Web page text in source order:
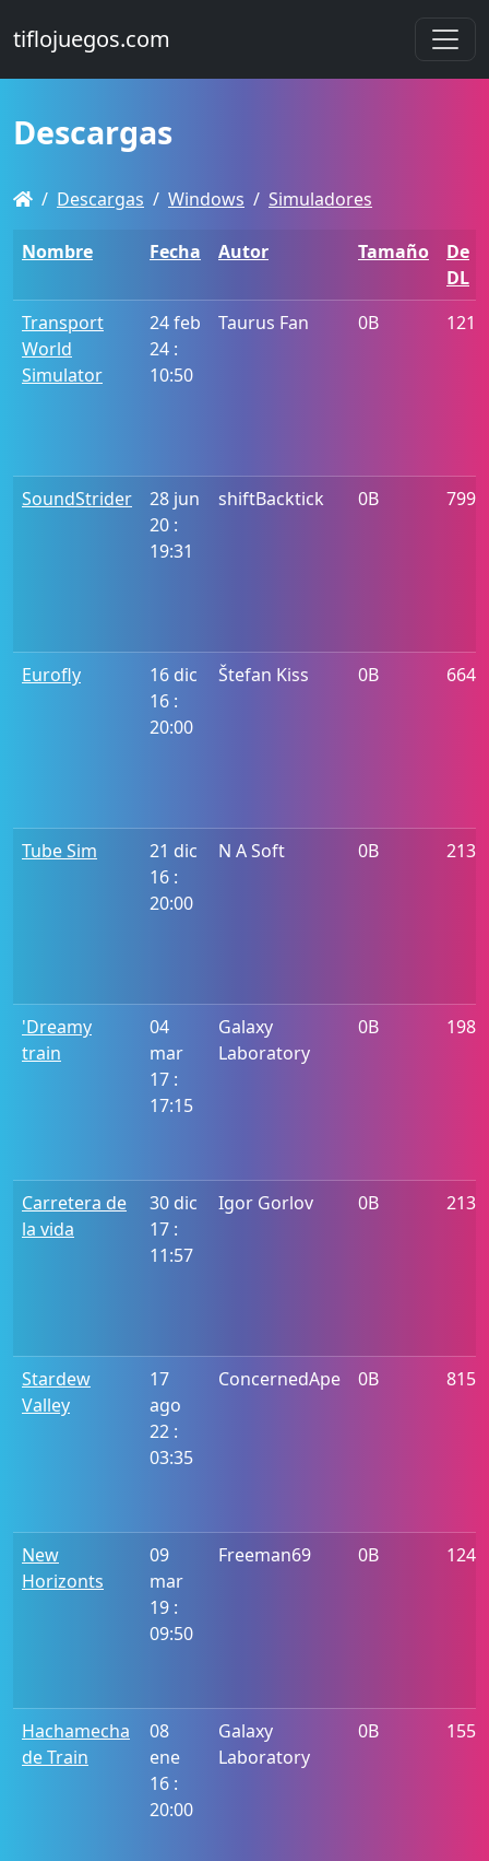
tiflojuegos.com
Descargas
Descargas Windows Simuladores
Nombre Fecha Autor Tamaño
De
DL
Transport
World
Simulator
24 feb
24 :
10:50
Taurus Fan 0B 1210
SoundStrider
28 jun
20 :
19:31
shiftBacktick 0B 799
Eurofly
16 dic
16 :
20:00
Štefan Kiss 0B 6640
Tube Sim
21 dic
16 :
20:00
N A Soft 0B 2134
'Dreamy
train
04
mar
17 :
17:15
Galaxy
Laboratory
0B 1987
Carretera de
la vida
30 dic
17 :
11:57
Igor Gorlov 0B 2131
Stardew
Valley
17
ago
22 :
03:35
ConcernedApe 0B 815
New
Horizonts
09
mar
19 :
09:50
Freeman69 0B 1246
Hachamecha
de Train
08
ene
16 :
20:00
Galaxy
Laboratory
0B 1556